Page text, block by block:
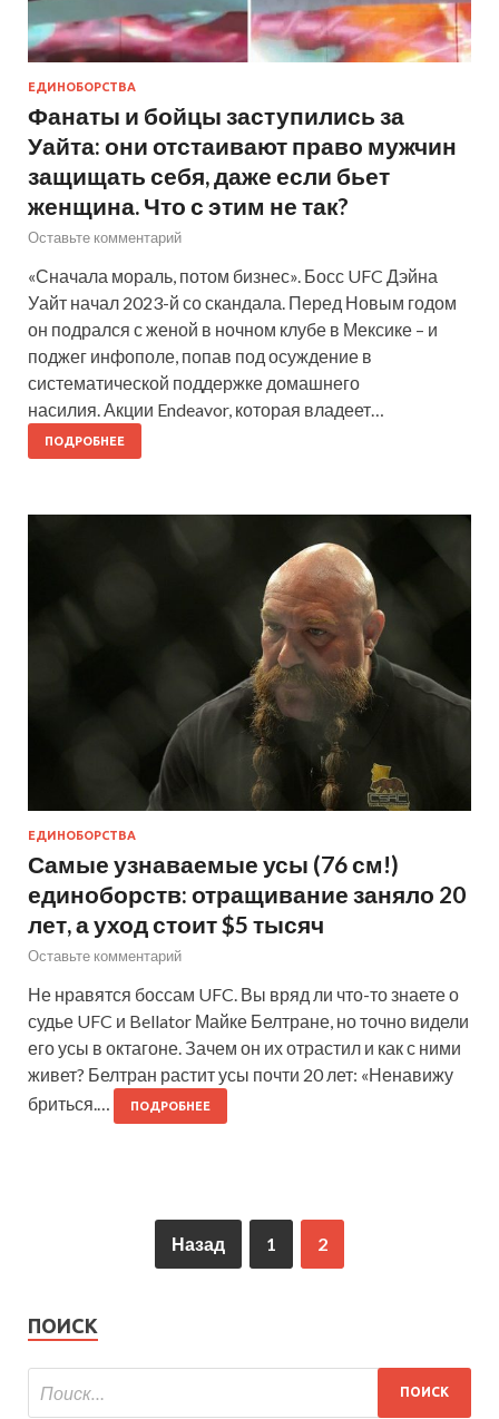
ЕДИНОБОРСТВА
Фанаты и бойцы заступились за
Уайта: они отстаивают право мужчин
защищать себя, даже если бьет
женщина. Что с этим не так?
Оставьте комментарий
«Сначала мораль, потом бизнес». Босс UFC Дэйна
Уайт начал 2023-й со скандала. Перед Новым годом
он подрался с женой в ночном клубе в Мексике – и
поджег инфополе, попав под осуждение в
систематической поддержке домашнего
насилия. Акции Endeavor, которая владеет…
ПОДРОБНЕЕ
ЕДИНОБОРСТВА
Самые узнаваемые усы (76 см!)
единоборств: отращивание заняло 20
лет, а уход стоит $5 тысяч
Оставьте комментарий
Не нравятся боссам UFC. Вы вряд ли что-то знаете о
судье UFC и Bellator Майке Белтране, но точно видели
его усы в октагоне. Зачем он их отрастил и как с ними
живет? Белтран растит усы почти 20 лет: «Ненавижу
бриться.…
ПОДРОБНЕЕ
Назад 1 2
ПОИСК